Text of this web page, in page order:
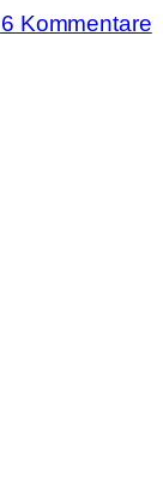
6 Kommentare